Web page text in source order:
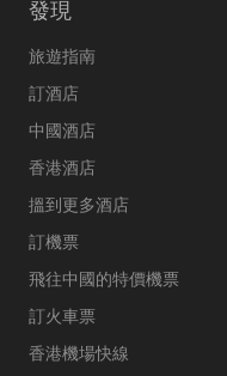
發現
旅遊指南
訂酒店
中國酒店
香港酒店
搵到更多酒店
訂機票
飛往中國的特價機票
訂火車票
香港機場快線